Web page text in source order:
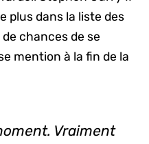
plus dans la liste des
chances de se
mention à la fin de la
Vraiment